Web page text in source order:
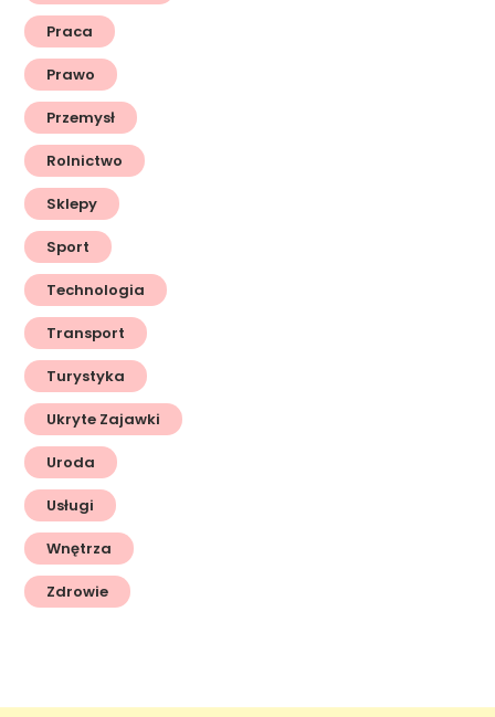
Praca
Prawo
Przemysł
Rolnictwo
Sklepy
Sport
Technologia
Transport
Turystyka
Ukryte Zajawki
Uroda
Usługi
Wnętrza
Zdrowie